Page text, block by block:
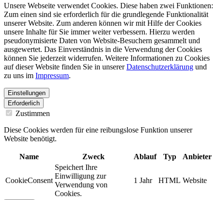
Unsere Webseite verwendet Cookies. Diese haben zwei Funktionen:
Zum einen sind sie erforderlich für die grundlegende Funktionalität
unserer Website. Zum anderen können wir mit Hilfe der Cookies
unsere Inhalte für Sie immer weiter verbessern. Hierzu werden
pseudonymisierte Daten von Website-Besuchern gesammelt und
ausgewertet. Das Einverständnis in die Verwendung der Cookies
können Sie jederzeit widerrufen. Weitere Informationen zu Cookies
auf dieser Website finden Sie in unsererDatenschutzerklärung und
zu uns im Impressum.
Einstellungen
Erforderlich
Zustimmen
Diese Cookies werden für eine reibungslose Funktion unserer
Website benötigt.
Name Zweck Ablauf Typ Anbieter
CookieConsent
Speichert Ihre
Einwilligung zur
Verwendung von
Cookies.
1 Jahr HTML Website